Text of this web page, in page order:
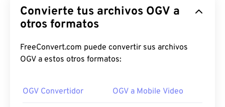
Convierte tus archivos OGV a
otros formatos
FreeConvert.com puede convertir sus archivos
OGV a estos otros formatos:
OGV Convertidor OGV a Mobile Video